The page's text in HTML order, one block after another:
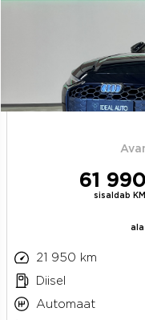
61
sisaldab
21 950 km
Diisel
Automaat